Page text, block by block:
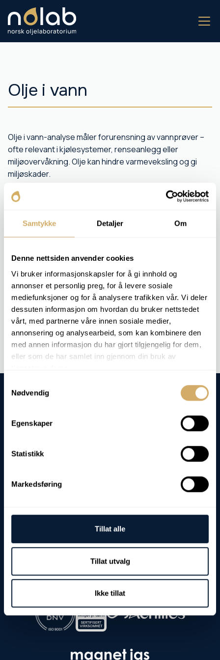
Samtykke Detaljer Om
Denne nettsiden anvender cookies
Vi bruker informasjonskapsler for å gi innhold og
annonser et personlig preg, for å levere sosiale
mediefunksjoner og for å analysere trafikken vår. Vi deler
dessuten informasjon om hvordan du bruker nettstedet
vårt, med partnerne våre innen sosiale medier,
annonsering og analysearbeid, som kan kombinere den
med annen informasjon du har gjort tilgjengelig for dem,
eller som de har samlet inn gjennom din bruk av
Nødvendig
Egenskaper
Statistikk
Markedsføring
Tillat alle
Tillat utvalg
Ikke tillat
Olje i vann
Olje i vann-analyse måler forurensning av vannprøver –
ofte relevant i kjølesystemer, renseanlegg eller
miljøovervåkning. Olje kan hindre varmeveksling og gi
miljøskader.
Prøven ekstraheres og analyseres med IR-absorpsjon
eller gravimetrisk metode.
Resultatet gir kunden kontroll på forurensningsnivået og
Denne analysen inngår ikke noen spesiell analysepakke - men vi
kan utføre analysen på forespørsel.
Bestill analyse -Olje i vann
Org.nr./EHF:
Tlf: (+47) 74 39 37 90
E-post: post@nolab.no